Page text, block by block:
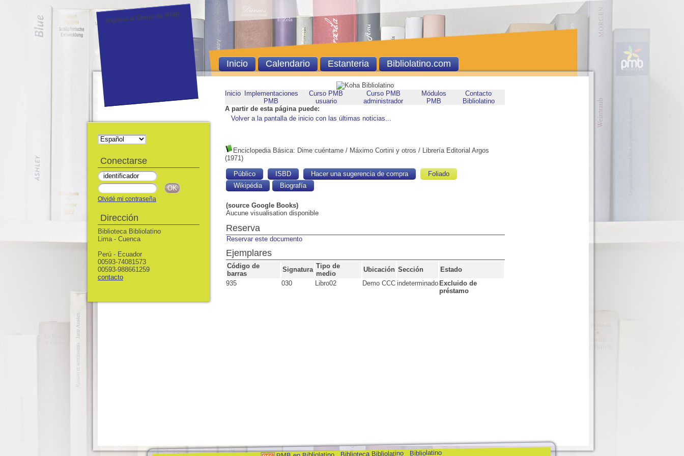
Inicio
Implementaciones
PMB
Curso PMB
usuario
Curso PMB
administrador
Módulos
PMB
Contacto
Bibliolatino
A partir de esta página puede:
Volver a la pantalla de inicio con las últimas noticias...
Enciclopedia Básica: Dime cuéntame / Máximo Cortini y otros / Librería Editorial Argos
(1971)
Público ISBD Hacer una sugerencia de compra
Foliado
Wikipédia
Biografía
(source Google Books)
Aucune visualisation disponible
Reserva
Reservar este documento
Ejemplares
Código de
barras
Signatura Tipo de
medio
Ubicación Sección
Estado
935
030 Libro02 Demo CCC indeterminado Excluido de
préstamo
Biblioteca Bibliolatino Bibliolatino
Ingrese al Demo de PMB.
Inicio Calendario Estanteria Bibliolatino.com
Conectarse
Olvidé mi contraseña
Dirección
Biblioteca Bibliolatino
Lima - Cuenca
Perú - Ecuador
00593-74081573
00593-988661259
contacto